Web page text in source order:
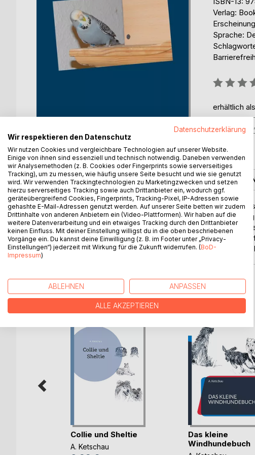
Verlag:
Sprache:
Bewertung::
erhältlich
BUCH
BESCHREIBUNG
Wellensittiche sind gesellige, muntere Hausgenossen.
Herkunft, gibt Tips zu Haltung, Ernährung und
Genetik, Beschäftigung und Gesundheit. Um
natürliche Lebensweise notwendig. Dieses Buch geht
und soll dem Halter von Wellensittichen immer eine
AUTOR/IN
WEITERE TITEL BEIBoD
Collie und Sheltie
A. Ketschau
Das kleine
Windhundebuch
Datenschutzerklärung
Wir respektieren den Datenschutz
Wir nutzen Cookies und vergleichbare Technologien auf unserer Website.
Einige von ihnen sind essenziell und technisch notwendig. Daneben verwenden
wir Analysemethoden (z. B. Cookies oder Fingerprints sowie serverseitiges
Tracking), um zu messen, wie häufig unsere Seite besucht und wie sie genutzt
wird. Wir verwenden Trackingtechnologien zu Marketingzwecken und setzen
hierzu serverseitiges Tracking sowie auch Drittanbieter ein, wodurch ggf.
geräteübergreifend Cookies, Fingerprints, Tracking-Pixel, IP-Adressen sowie
gehashte E-Mail-Adressen genutzt werden. Auf unserer Seite betten wir zudem
Drittinhalte von anderen Anbietern ein (Video-Plattformen). Wir haben auf die
weitere Datenverarbeitung und ein etwaiges Tracking durch den Drittanbieter
keinen Einfluss. Mit deiner Einstellung willigst du in die oben beschriebenen
Vorgänge ein. Du kannst deine Einwilligung (z. B. im Footer unter „Privacy-
Einstellungen“) jederzeit mit Wirkung für die Zukunft widerrufen. (BoD-
Impressum)
ABLEHNEN ANPASSEN
ALLE AKZEPTIEREN